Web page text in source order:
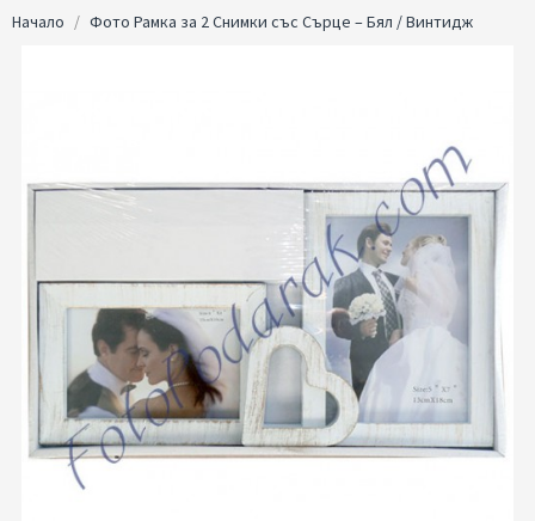
Начало Фото Рамка за 2 Снимки със Сърце – Бял / Винтидж